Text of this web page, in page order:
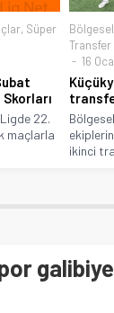
, Süper
22.
maçlarla
Transfer
16
ikinci